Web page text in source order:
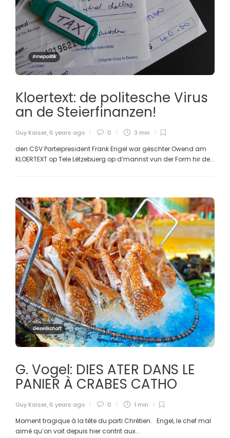
Innepolitik
Kloertext: de politesche Virus
an de Steierfinanzen!
Guy Kaiser, 6 years ago 0 3 min
den CSV Parteipresident Frank Engel war gëschter Owend am
KLOERTEXT op Tele Lëtzebuerg op d’mannst vun der Form hir de...
Gesellschaft
G. Vogel: DIES ATER DANS LE
PANIER À CRABES CATHO
Guy Kaiser, 6 years ago 0 1 min
Moment tragique à la tête du parti Chrétien. Engel, le chef mal
aimé qu’on voit depuis hier contrit aux...